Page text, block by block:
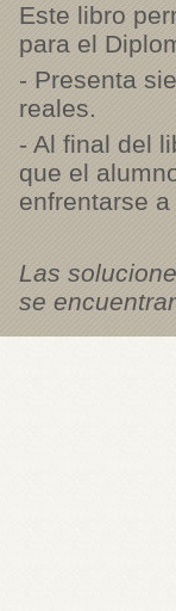
Este libro
para el
- Presenta
reales.
- Al final del
que el
enfrentarse
Las
se